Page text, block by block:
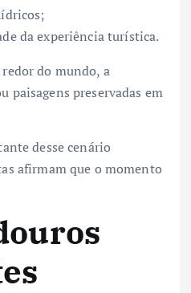
da experiência turística.
do mundo, a
paisagens preservadas em
desse cenário
afirmam que o momento